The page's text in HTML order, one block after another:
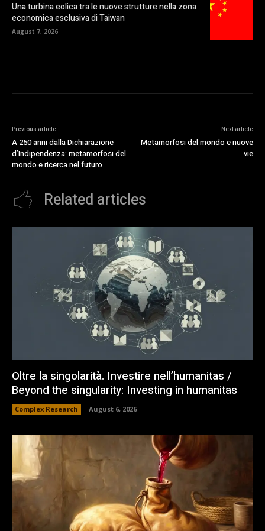
Una turbina eolica tra le nuove strutture nella zona
economica esclusiva di Taiwan
August 7, 2026
Previous article
A 250 anni dalla Dichiarazione
d’Indipendenza: metamorfosi del
mondo e ricerca nel futuro
Next article
Metamorfosi del mondo e nuove
vie
Related articles
Oltre la singolarità. Investire nell’humanitas /
Beyond the singularity: Investing in humanitas
Complex Research August 6, 2026